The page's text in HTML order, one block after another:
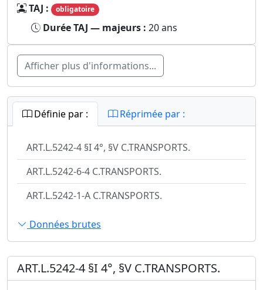
TAJ : obligatoire
Durée TAJ — majeurs : 20 ans
Afficher plus d'informations...
Définie par : Réprimée par :
ART.L.5242-4 §I 4°, §V C.TRANSPORTS.
ART.L.5242-6-4 C.TRANSPORTS.
ART.L.5242-1-A C.TRANSPORTS.
Données brutes
ART.L.5242-4 §I 4°, §V C.TRANSPORTS.